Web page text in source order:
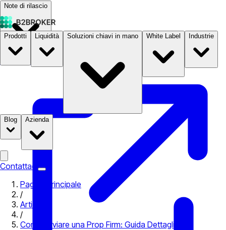
Note di rilascio
PrezziB2STORE
Prodotti Liquidità Soluzioni chiavi in mano White Label Industrie
Blog Azienda
Contattaci
Pagina principale
/
Articoli
/
Come Avviare una Prop Firm: Guida Dettagliata